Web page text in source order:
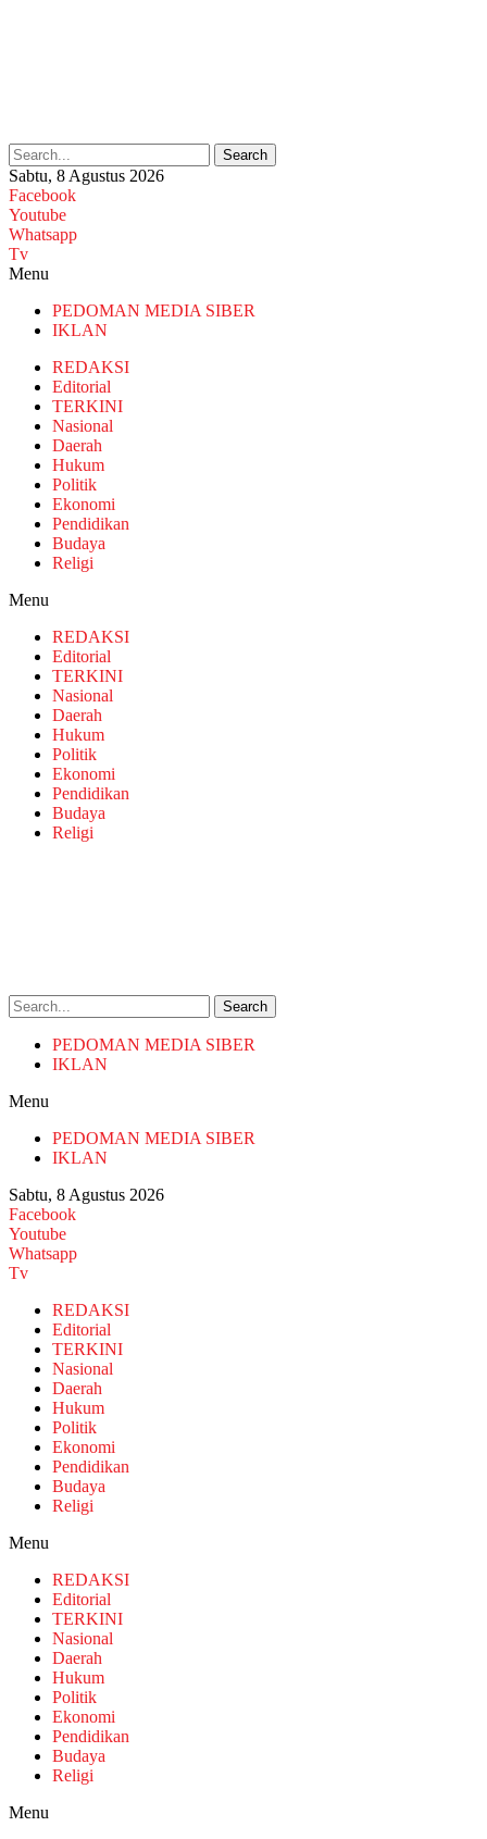
Search
Sabtu, 8 Agustus 2026
Facebook
Youtube
Whatsapp
Tv
Menu
PEDOMAN MEDIA SIBER
IKLAN
REDAKSI
Editorial
TERKINI
Nasional
Daerah
Hukum
Politik
Ekonomi
Pendidikan
Budaya
Religi
Menu
REDAKSI
Editorial
TERKINI
Nasional
Daerah
Hukum
Politik
Ekonomi
Pendidikan
Budaya
Religi
Search
PEDOMAN MEDIA SIBER
IKLAN
Menu
PEDOMAN MEDIA SIBER
IKLAN
Sabtu, 8 Agustus 2026
Facebook
Youtube
Whatsapp
Tv
REDAKSI
Editorial
TERKINI
Nasional
Daerah
Hukum
Politik
Ekonomi
Pendidikan
Budaya
Religi
Menu
REDAKSI
Editorial
TERKINI
Nasional
Daerah
Hukum
Politik
Ekonomi
Pendidikan
Budaya
Religi
Menu